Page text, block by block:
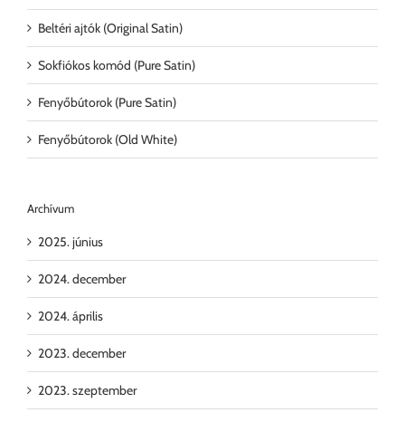
Beltéri ajtók (Original Satin)
Sokfiókos komód (Pure Satin)
Fenyőbútorok (Pure Satin)
Fenyőbútorok (Old White)
Archívum
2025. június
2024. december
2024. április
2023. december
2023. szeptember